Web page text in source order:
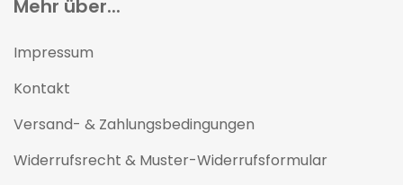
Mehr über...
Impressum
Kontakt
Versand- & Zahlungsbedingungen
Widerrufsrecht & Muster-Widerrufsformular